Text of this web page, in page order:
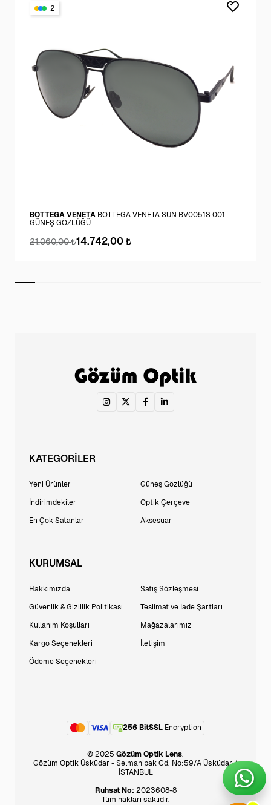
2
BOTTEGA VENETA BOTTEGA VENETA SUN BV0051S 001
GÜNEŞ GÖZLÜĞÜ
21.060,00 14.742,00
KATEGORİLER
Yeni Ürünler
İndirimdekiler
En Çok Satanlar
Güneş Gözlüğü
Optik Çerçeve
Aksesuar
KURUMSAL
Hakkımızda
Güvenlik & Gizlilik Politikası
Kullanım Koşulları
Kargo Seçenekleri
Ödeme Seçenekleri
Satış Sözleşmesi
Teslimat ve İade Şartları
Mağazalarımız
İletişim
256 BitSSL Encryption
© 2025 Gözüm Optik Lens.
Gözüm Optik Üsküdar - Selmanipak Cd. No:59/A Üsküdar /
İSTANBUL
Ruhsat No: 2023608-8
Tüm hakları saklıdır.